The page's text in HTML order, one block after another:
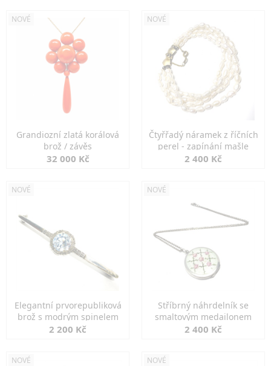
NOVÉ
Grandiozní zlatá korálová
brož / závěs
32 000 Kč
NOVÉ
Čtyřřadý náramek z říčních
perel - zapínání mašle
2 400 Kč
NOVÉ
Elegantní prvorepubliková
brož s modrým spinelem
2 200 Kč
NOVÉ
Stříbrný náhrdelník se
smaltovým medailonem
2 400 Kč
NOVÉ NOVÉ